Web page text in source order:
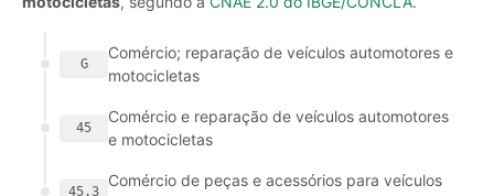
G
Comércio; reparação de veículos automotores e
motocicletas
45
Comércio e reparação de veículos automotores
e motocicletas
45.3
Comércio de peças e acessórios para veículos